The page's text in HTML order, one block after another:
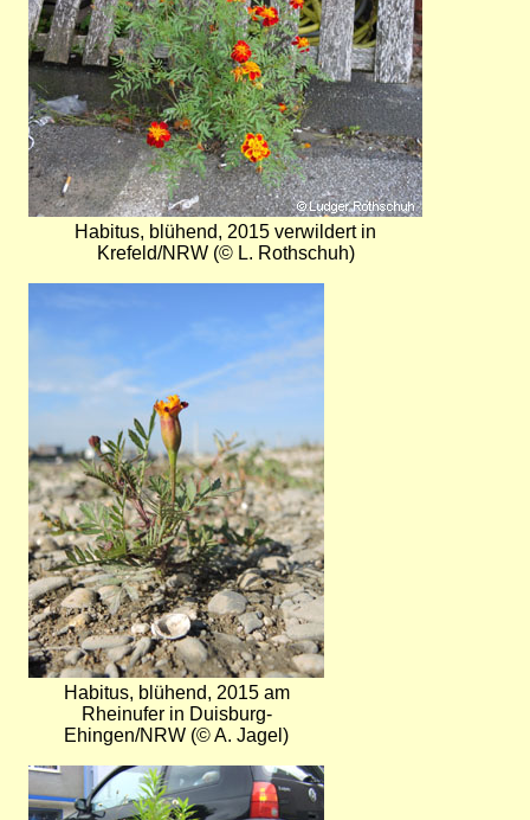
Habitus, blühend, 2015 verwildert in
Krefeld/NRW (© L. Rothschuh)
Habitus, blühend, 2015 am
Rheinufer in Duisburg-
Ehingen/NRW (© A. Jagel)
Bild